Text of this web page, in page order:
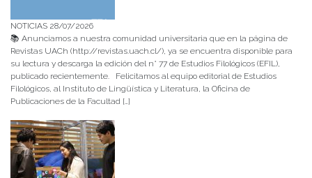
NOTICIAS 28/07/2026
📚 Anunciamos a nuestra comunidad universitaria que en la página de
Revistas UACh (http://revistas.uach.cl/), ya se encuentra disponible para
su lectura y descarga la edición del n° 77 de Estudios Filológicos (EFIL),
publicado recientemente. Felicitamos al equipo editorial de Estudios
Filológicos, al Instituto de Lingüística y Literatura, la Oficina de
Publicaciones de la Facultad […]